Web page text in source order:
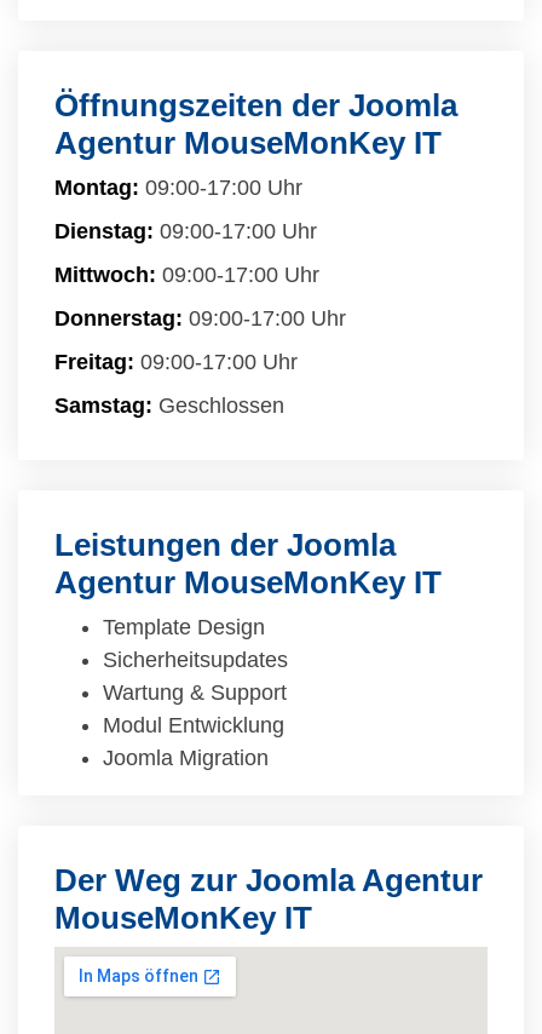
Öffnungszeiten der Joomla
Agentur MouseMonKey IT
Montag: 09:00-17:00 Uhr
Dienstag: 09:00-17:00 Uhr
Mittwoch: 09:00-17:00 Uhr
Donnerstag: 09:00-17:00 Uhr
Freitag: 09:00-17:00 Uhr
Samstag: Geschlossen
Leistungen der Joomla
Agentur MouseMonKey IT
Template Design
Sicherheitsupdates
Wartung & Support
Modul Entwicklung
Joomla Migration
Der Weg zur Joomla Agentur
MouseMonKey IT